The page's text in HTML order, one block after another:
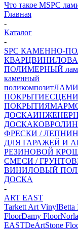
Что такое MSPC
Главная
-
Каталог
-
SPC КАМЕННО-
ПОЛИМЕРНЫЙ
каменный
поликомпозит
ПОКРЫТИЕ
ПОКРЫТИЯ
ДОСКА
ДОСКАКОВРОЛИН
ФРЕСКИ /
ДЛЯ ГАРАЖЕЙ И
РЕЗИНОВОЙ
СМЕСИ /
ВИНИЛОВЫЙ ПОЛ
ДОСКА
-
ART EAST
Tarkett Art VinylBetta
FloorDamy Floor
EASTDeArtStone